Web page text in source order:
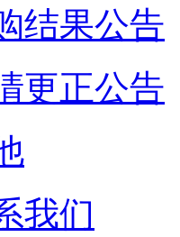
结果公告
更正公告
我们